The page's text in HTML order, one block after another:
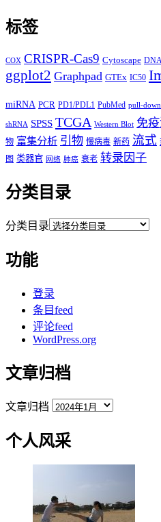
标签
COX CRISPR-Cas9 Cytoscape
ggplot2 Graphpad GTEx IC50
miRNA PCR PD1/PDL1 PubMed pull-down
shRNA SPSS TCGA Western Blot 免
物 富集分析 引物 慢病毒 新药 流式
图 类器官 网络 肺癌 衰老 转录因子
分类目录
分类目录
功能
登录
条目feed
评论feed
WordPress.org
文章归档
文章归档
个人风采